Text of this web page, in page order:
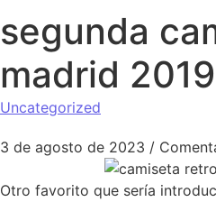
segunda
madrid 2019
Uncategorized
3 de agosto de 2023 /
Otro favorito que sería